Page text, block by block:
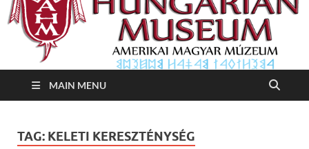
MAIN MENU
TAG: KELETI KERESZTÉNYSÉG